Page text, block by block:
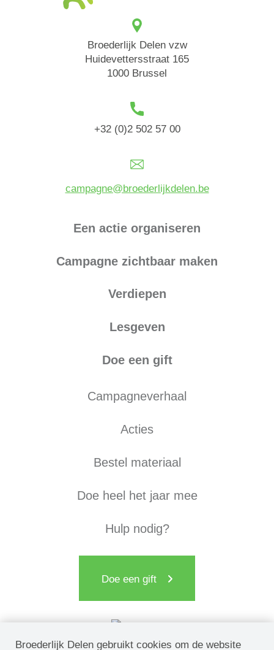
Broederlijk Delen vzw
Huidevettersstraat 165
1000 Brussel
+32 (0)2 502 57 00
campagne@broederlijkdelen.be
Een actie organiseren
Campagne zichtbaar maken
Verdiepen
Lesgeven
Doe een gift
Campagneverhaal
Acties
Bestel materiaal
Doe heel het jaar mee
Hulp nodig?
Doe een gift
Broederlijk Delen gebruikt cookies om de website